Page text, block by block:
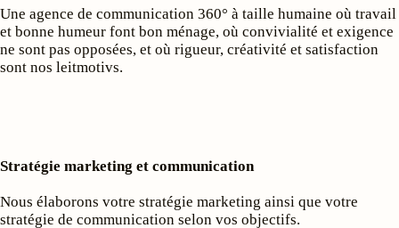
Une agence de communication 360° à taille humaine où travail
et bonne humeur font bon ménage, où convivialité et exigence
ne sont pas opposées, et où rigueur, créativité et satisfaction
sont nos leitmotivs.
Stratégie marketing et communication
Nous élaborons votre stratégie marketing ainsi que votre
stratégie de communication selon vos objectifs.